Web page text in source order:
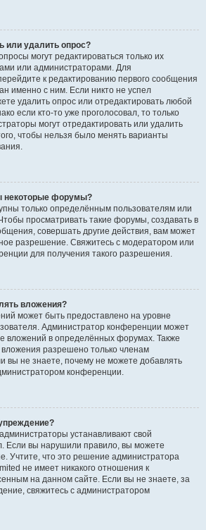
или удалить опрос?
могут редактироваться только их
или администраторами. Для
к редактированию первого сообщения
именно с ним. Если никто не успел
удалить опрос или отредактировать любой
если кто-то уже проголосовал, то только
могут отредактировать или удалить
чтобы нельзя было менять варианты
некоторые форумы?
только определённым пользователям или
просматривать такие форумы, создавать в
совершать другие действия, вам может
разрешение. Свяжитесь с модератором или
для получения такого разрешения.
вложения?
может быть предоставлено на уровне
Администратор конференции может
вложений в определённых форумах. Также
разрешено только членам
вы не знаете, почему не можете добавлять
конференции.
устанавливают свой
Если вы нарушили правило, вы можете
Учтите, что это решение администратора
не имеет никакого отношения к
на данном сайте. Если вы не знаете, за
свяжитесь с администратором